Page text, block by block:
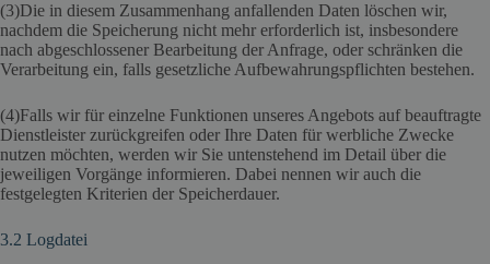
(3)Die in diesem Zusammenhang anfallenden Daten löschen wir,
nachdem die Speicherung nicht mehr erforderlich ist, insbesondere
nach abgeschlossener Bearbeitung der Anfrage, oder schränken die
Verarbeitung ein, falls gesetzliche Aufbewahrungspflichten bestehen.
(4)Falls wir für einzelne Funktionen unseres Angebots auf beauftragte
Dienstleister zurückgreifen oder Ihre Daten für werbliche Zwecke
nutzen möchten, werden wir Sie untenstehend im Detail über die
jeweiligen Vorgänge informieren. Dabei nennen wir auch die
festgelegten Kriterien der Speicherdauer.
3.2 Logdatei